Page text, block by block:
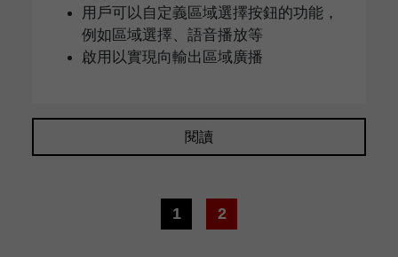
用戶可以自定義區域選擇按鈕的功能，
例如區域選擇、語音播放等
啟用以實現向輸出區域廣播
閱讀
1 2